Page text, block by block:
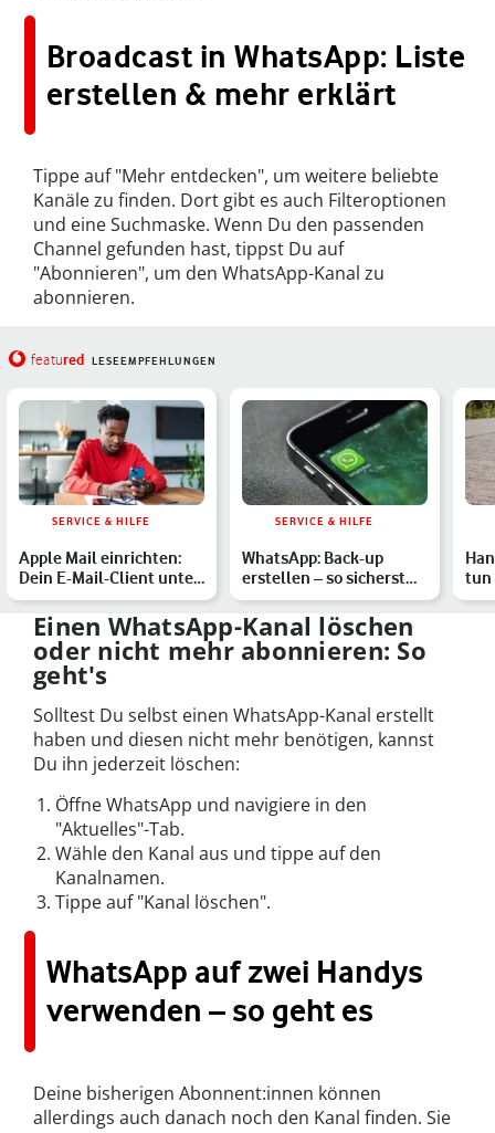
Broadcast in WhatsApp: Liste
erstellen & mehr erklärt
Tippe auf "Mehr entdecken", um weitere beliebte
Kanäle zu finden. Dort gibt es auch Filteroptionen
und eine Suchmaske. Wenn Du den passenden
Channel gefunden hast, tippst Du auf
"Abonnieren", um den WhatsApp-Kanal zu
abonnieren.
featured LESEEMPFEHLUNGEN
SERVICE & HILFE
Apple Mail einrichten:
Dein E-Mail-Client unter
iOS
SERVICE & HILFE
WhatsApp: Back-up
erstellen – so sicherst
Du Deine Daten
tun
Einen WhatsApp-Kanal löschen
oder nicht mehr abonnieren: So
geht's
Solltest Du selbst einen WhatsApp-Kanal erstellt
haben und diesen nicht mehr benötigen, kannst
Du ihn jederzeit löschen:
Öffne WhatsApp und navigiere in den
"Aktuelles"-Tab.
Wähle den Kanal aus und tippe auf den
Kanalnamen.
Tippe auf "Kanal löschen".
WhatsApp auf zwei Handys
verwenden – so geht es
Deine bisherigen Abonnent:innen können
allerdings auch danach noch den Kanal finden. Sie